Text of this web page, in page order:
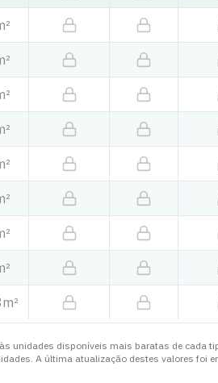
m²
unidades disponíveis mais baratas de cada
A última atualização destes valores foi